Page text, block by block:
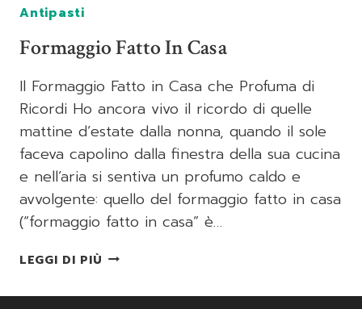
Antipasti
Formaggio Fatto In Casa
Il Formaggio Fatto in Casa che Profuma di
Ricordi Ho ancora vivo il ricordo di quelle
mattine d’estate dalla nonna, quando il sole
faceva capolino dalla finestra della sua cucina
e nell’aria si sentiva un profumo caldo e
avvolgente: quello del formaggio fatto in casa
(“formaggio fatto in casa” è…
LEGGI DI PIÙ FORMAGGIO
IN